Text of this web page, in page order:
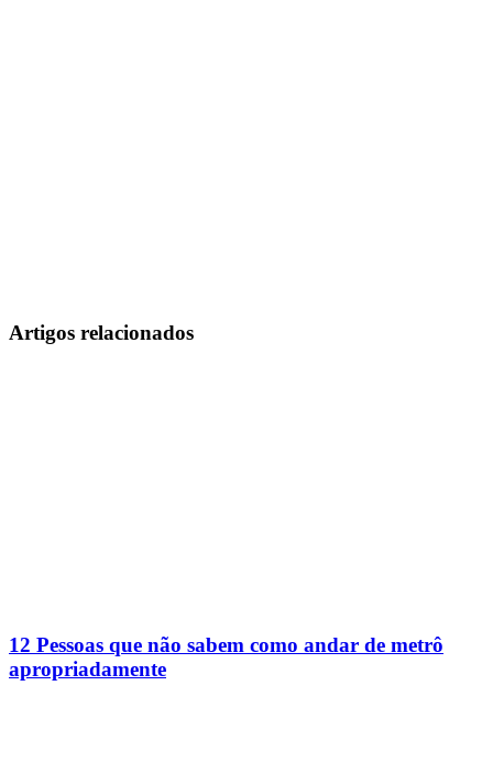
Artigos relacionados
12 Pessoas que não sabem como andar de metrô
apropriadamente